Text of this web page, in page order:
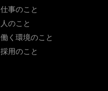
仕事のこと
人のこと
働く環境のこと
採用のこと